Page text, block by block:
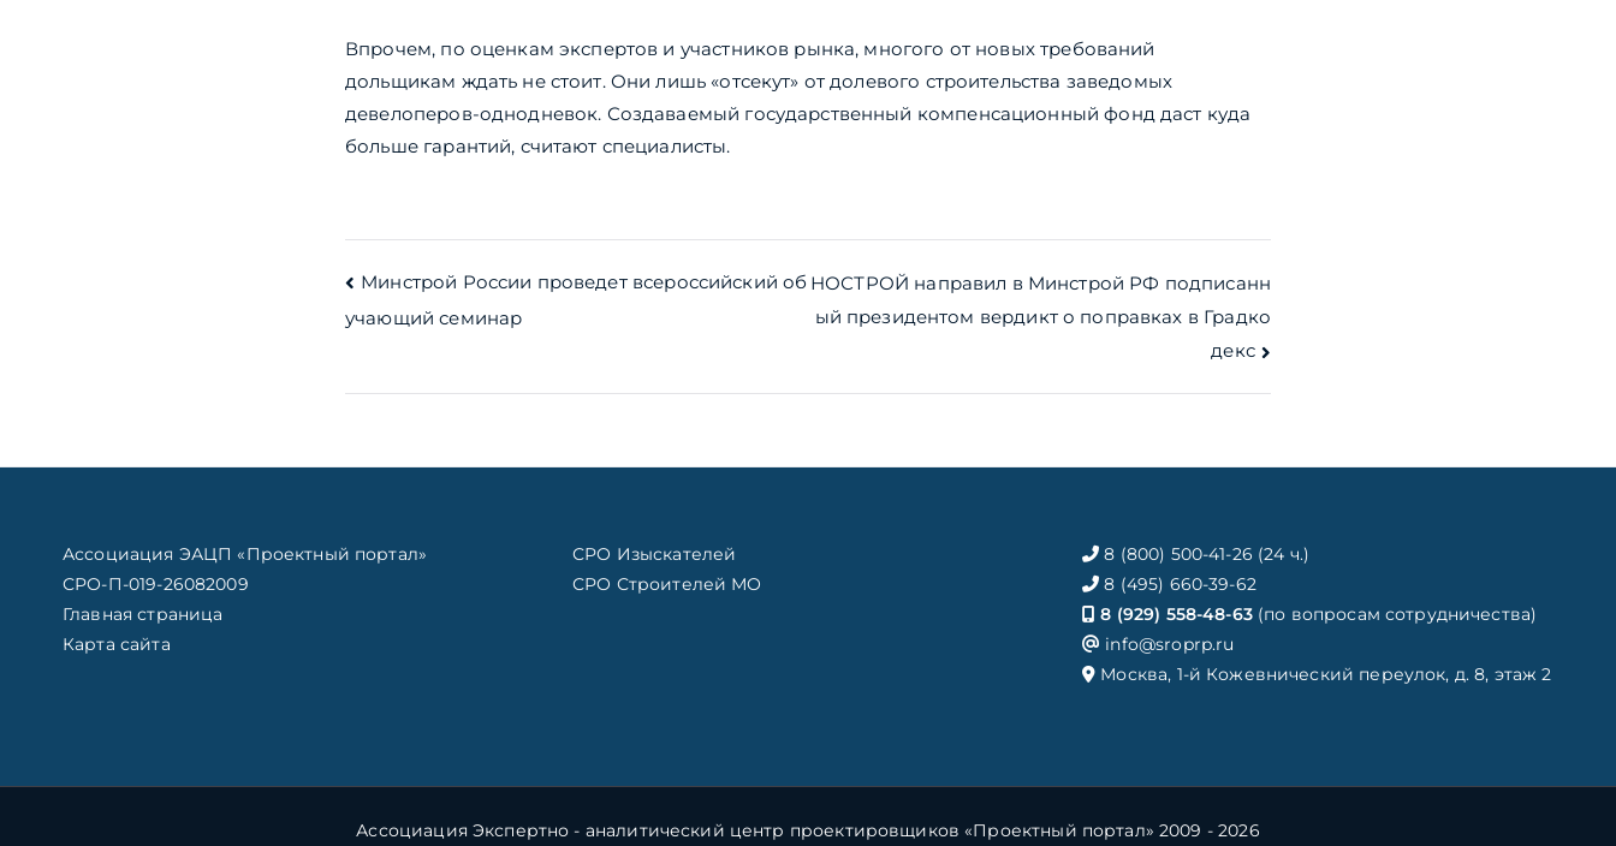
Впрочем, по оценкам экспертов и участников рынка, многого от новых требований
дольщикам ждать не стоит. Они лишь «отсекут» от долевого строительства заведомых
девелоперов-однодневок. Создаваемый государственный компенсационный фонд даст куда
больше гарантий, считают специалисты.
Навигация
по
записям
Минстрой России проведет всероссийский об
учающий семинар
НОСТРОЙ направил в Минстрой РФ подписанн
ый президентом вердикт о поправках в Градко
декс
Ассоциация ЭАЦП «Проектный портал»
СРО-П-019-26082009
Главная страница
Карта сайта
СРО Изыскателей
СРО Строителей МО
8 (800) 500-41-26 (24 ч.)
8 (495) 660-39-62
8 (929) 558-48-63(по вопросам сотрудничества)
info@sroprp.ru
Москва, 1-й Кожевнический переулок, д. 8, этаж 2
Ассоциация Экспертно - аналитический центр проектировщиков «Проектный портал» 2009 - 2026